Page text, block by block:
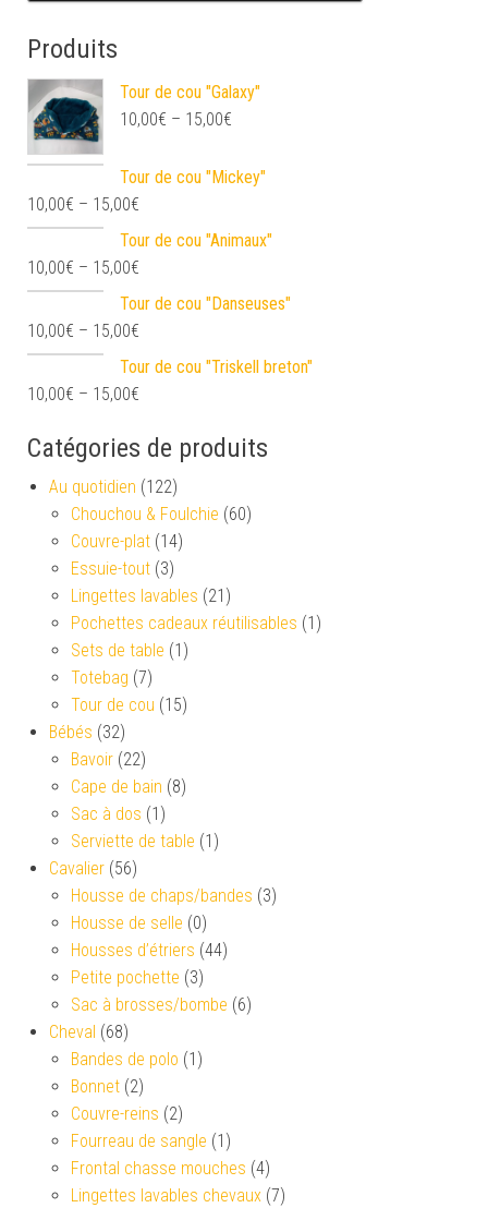
Produits
Tour de cou "Galaxy"
10,00€ – 15,00€
Tour de cou "Mickey"
10,00€ – 15,00€
Tour de cou "Animaux"
10,00€ – 15,00€
Tour de cou "Danseuses"
10,00€ – 15,00€
Tour de cou "Triskell breton"
10,00€ – 15,00€
Catégories de produits
Au quotidien (122)
Chouchou & Foulchie (60)
Couvre-plat (14)
Essuie-tout (3)
Lingettes lavables (21)
Pochettes cadeaux réutilisables (1)
Sets de table (1)
Totebag (7)
Tour de cou (15)
Bébés (32)
Bavoir (22)
Cape de bain (8)
Sac à dos (1)
Serviette de table (1)
Cavalier (56)
Housse de chaps/bandes (3)
Housse de selle (0)
Housses d’étriers (44)
Petite pochette (3)
Sac à brosses/bombe (6)
Cheval (68)
Bandes de polo (1)
Bonnet (2)
Couvre-reins (2)
Fourreau de sangle (1)
Frontal chasse mouches (4)
Lingettes lavables chevaux (7)